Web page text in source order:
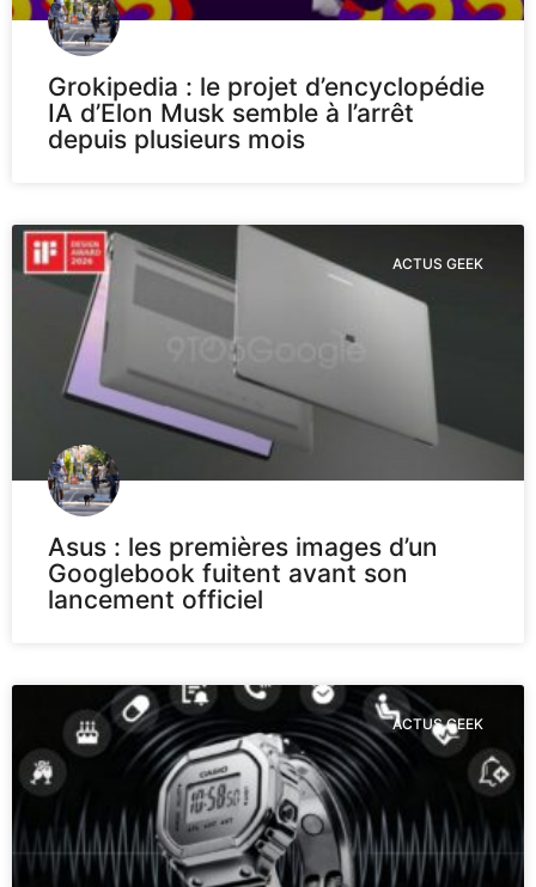
Grokipedia : le projet d’encyclopédie
IA d’Elon Musk semble à l’arrêt
depuis plusieurs mois
ACTUS GEEK
Asus : les premières images d’un
Googlebook fuitent avant son
lancement officiel
ACTUS GEEK